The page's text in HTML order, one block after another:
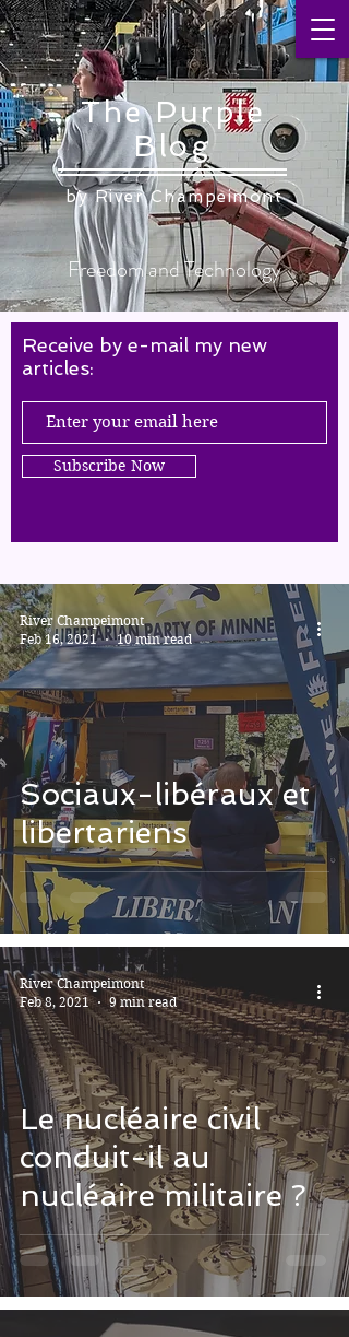
The Purple
Blog
by ​River Champeimont
Freedom and Technology
Receive by e-mail my new
articles:
Subscribe Now
Sociaux-libéraux et
libertariens
River Champeimont
Feb 16, 2021
10 min read
Le nucléaire civil
conduit-il au
nucléaire militaire ?
River Champeimont
Feb 8, 2021
9 min read